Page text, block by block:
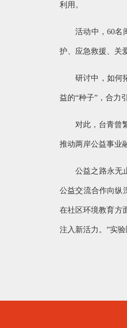
利用。
活动中，60名
护、应急救援、关
研讨中，如何
益的“种子”，合力
对此，台青曾
推动两岸公益事业
公益之路永无
公益交流合作向纵
在社区环境教育方
注入新活力。”实